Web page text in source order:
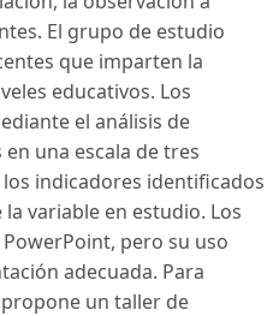
El grupo de estudio
que imparten la
educativos. Los
el análisis de
una escala de tres
indicadores identificados
variable en estudio. Los
pero su uso
adecuada. Para
un taller de